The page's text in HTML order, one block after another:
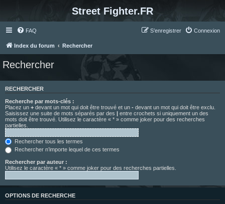
Street Fighter.FR
FAQ Connexion
S’enregistrer
Index du forum Rechercher
Rechercher
RECHERCHER
Recherche par mots-clés :
Placez un + devant un mot qui doit être trouvé et un - devant un mot qui doit être exclu.
Saisissez une suite de mots séparés par des | entre crochets si uniquement un des
mots doit être trouvé. Utilisez le caractère « * » comme joker pour des recherches
partielles.
Rechercher tous les termes
Rechercher n’importe lequel de ces termes
Rechercher par auteur :
Utilisez le caractère « * » comme joker pour des recherches partielles.
OPTIONS DE RECHERCHE